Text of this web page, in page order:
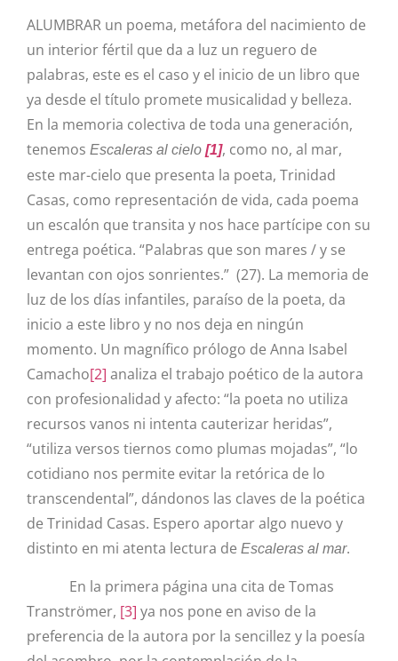
ALUMBRAR un poema, metáfora del nacimiento de
un interior fértil que da a luz un reguero de
palabras, este es el caso y el inicio de un libro que
ya desde el título promete musicalidad y belleza.
En la memoria colectiva de toda una generación,
tenemos Escaleras al cielo [1], como no, al mar,
este mar-cielo que presenta la poeta, Trinidad
Casas, como representación de vida, cada poema
un escalón que transita y nos hace partícipe con su
entrega poética. “Palabras que son mares / y se
levantan con ojos sonrientes.” (27). La memoria de
luz de los días infantiles, paraíso de la poeta, da
inicio a este libro y no nos deja en ningún
momento. Un magnífico prólogo de Anna Isabel
Camacho[2] analiza el trabajo poético de la autora
con profesionalidad y afecto: “la poeta no utiliza
recursos vanos ni intenta cauterizar heridas”,
“utiliza versos tiernos como plumas mojadas”, “lo
cotidiano nos permite evitar la retórica de lo
transcendental”, dándonos las claves de la poética
de Trinidad Casas. Espero aportar algo nuevo y
distinto en mi atenta lectura de Escaleras al mar.
En la primera página una cita de Tomas
Tranströmer, [3] ya nos pone en aviso de la
preferencia de la autora por la sencillez y la poesía